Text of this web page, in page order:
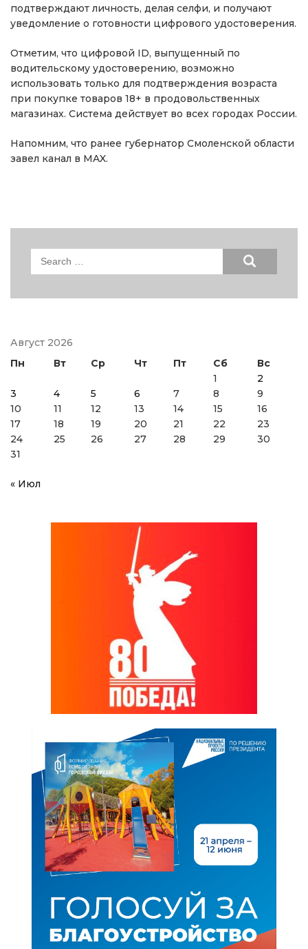
подтверждают личность, делая селфи, и получают
уведомление о готовности цифрового удостоверения.
Отметим, что цифровой ID, выпущенный по
водительскому удостоверению, возможно
использовать только для подтверждения возраста
при покупке товаров 18+ в продовольственных
магазинах. Система действует во всех городах России.
Напомним, что ранее губернатор Смоленской области
завел канал в MAX.
Search
Август 2026
Пн
Вт Ср Чт Пт Сб
Вс
1
2
3
4 5 6 7 8
9
10
11 12 13 14 15
16
17
18 19 20 21 22
23
24
25 26 27 28 29
30
31
« Июл